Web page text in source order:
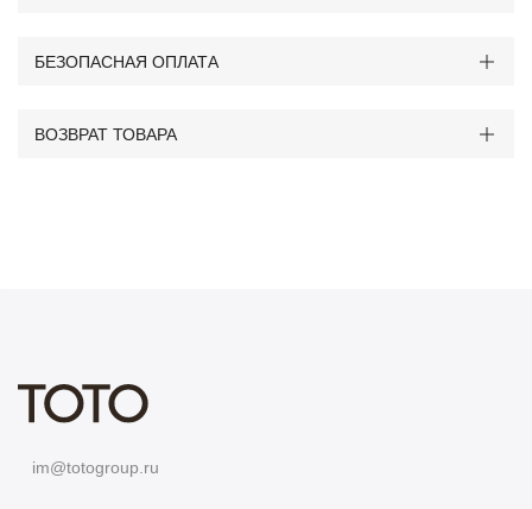
БЕЗОПАСНАЯ ОПЛАТА
ВОЗВРАТ ТОВАРА
im@totogroup.ru